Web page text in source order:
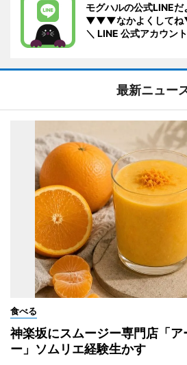
モグハルの公式LINEだ
▼▼▼なかよくして
＼ LINE 公式アカウン
最新ニュー
食べる
神楽坂にスムージー専門店「
ー」ソムリエ経験生かす